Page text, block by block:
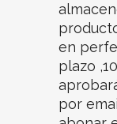
en
plazo
por